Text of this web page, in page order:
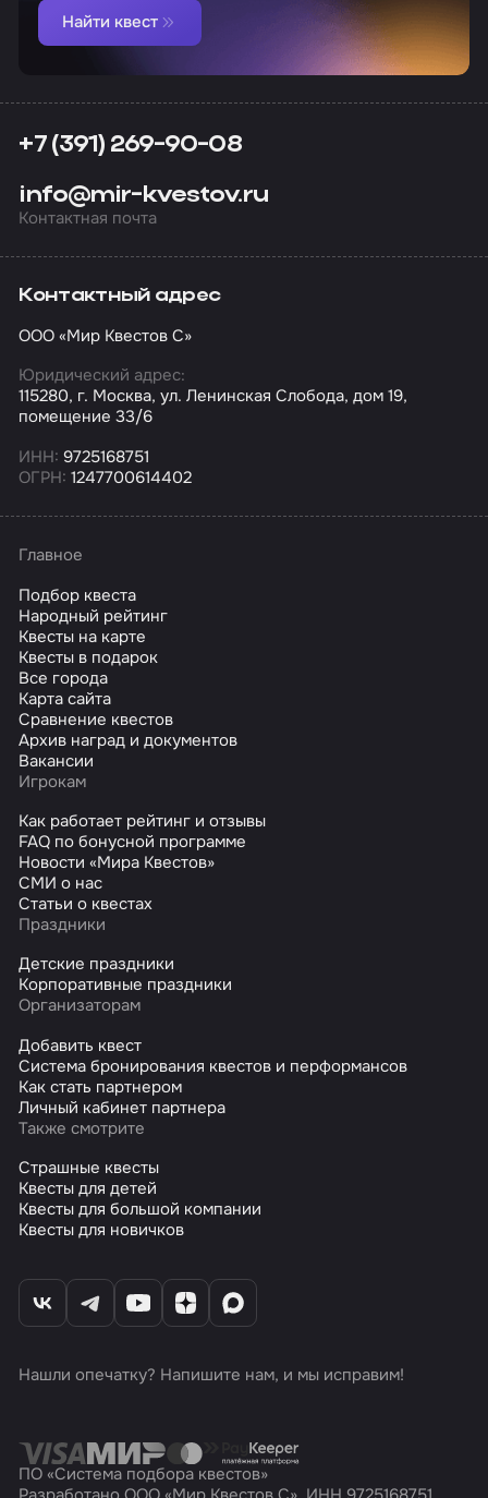
Найти квест
+7 (391) 269-90-08
info@mir-kvestov.ru
Контактная почта
Контактный адрес
ООО «Мир Квестов С»
Юридический адрес:
115280, г. Москва, ул. Ленинская Слобода, дом 19,
помещение 33/6
ИНН: 9725168751
ОГРН: 1247700614402
Главное
Подбор квеста
Народный рейтинг
Квесты на карте
Квесты в подарок
Все города
Карта сайта
Сравнение квестов
Архив наград и документов
Вакансии
Игрокам
Как работает рейтинг и отзывы
FAQ по бонусной программе
Новости «Мира Квестов»
СМИ о нас
Статьи о квестах
Праздники
Детские праздники
Корпоративные праздники
Организаторам
Добавить квест
Система бронирования квестов и перформансов
Как стать партнером
Личный кабинет партнера
Также смотрите
Страшные квесты
Квесты для детей
Квесты для большой компании
Квесты для новичков
Нашли опечатку? Напишите нам, и мы исправим!
ПО «Система подбора квестов»